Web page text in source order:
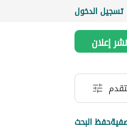
تسجيل الدخول
إعلان
حفظ البحث